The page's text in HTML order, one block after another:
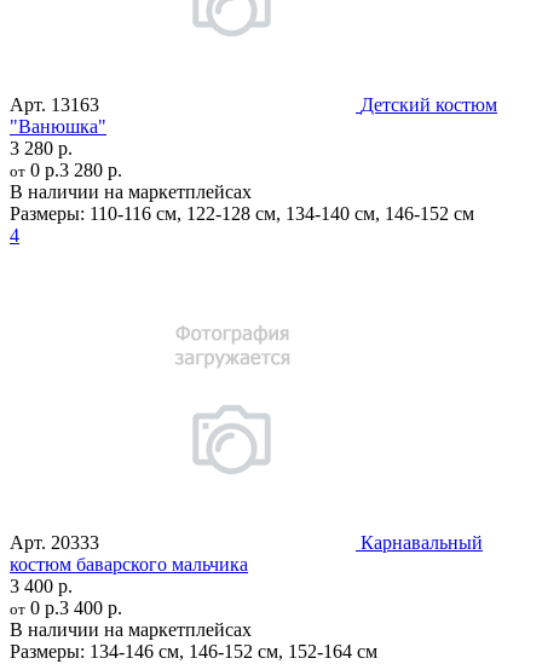
Арт. 13163
Детский костюм
"Ванюшка"
3 280 р.
от 0 р.3 280 р.
В наличии на маркетплейсах
Размеры: 110-116 см, 122-128 см, 134-140 см, 146-152 см
4
Арт. 20333
Карнавальный
костюм баварского мальчика
3 400 р.
от 0 р.3 400 р.
В наличии на маркетплейсах
Размеры: 134-146 см, 146-152 см, 152-164 см